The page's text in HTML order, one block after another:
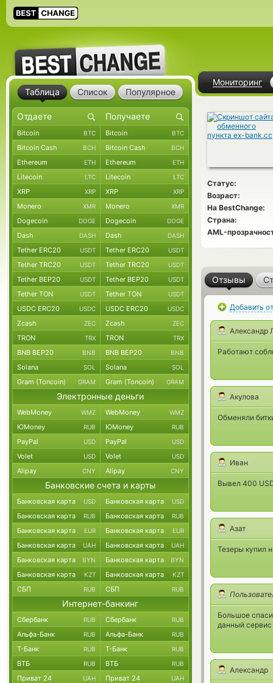
Мониторинг
Статус:
Возраст:
На BestChange:
Страна:
AML-
Отзывы
Добавить
Александр
Работают
Акулова
Обменяли
Иван
Вывел 400
Азат
Тезеры купил
Большое
данный сервис
Александр
Таблица Список Популярное
Bitcoin BTC Bitcoin BTC
Bitcoin Cash BCH Bitcoin Cash BCH
Ethereum ETH Ethereum ETH
Litecoin LTC Litecoin LTC
XRP XRP XRP XRP
Monero XMR Monero XMR
Dogecoin DOGE Dogecoin DOGE
Dash DASH Dash DASH
Tether ERC20 USDT Tether ERC20 USDT
Tether TRC20 USDT Tether TRC20 USDT
Tether BEP20 USDT Tether BEP20 USDT
Tether TON USDT Tether TON USDT
USDC ERC20 USDC USDC ERC20 USDC
Zcash ZEC Zcash ZEC
TRON TRX TRON TRX
BNB BEP20 BNB BNB BEP20 BNB
Solana SOL Solana SOL
Gram (Toncoin) GRAM Gram (Toncoin) GRAM
Электронные деньги
WebMoney WMZ WebMoney WMZ
ЮMoney RUB ЮMoney RUB
PayPal USD PayPal USD
Volet USD Volet USD
Alipay CNY Alipay CNY
Банковские счета и карты
Банковская карта USD Банковская карта USD
Банковская карта RUB Банковская карта RUB
Банковская карта EUR Банковская карта EUR
Банковская карта UAH Банковская карта UAH
Банковская карта BYN Банковская карта BYN
Банковская карта KZT Банковская карта KZT
СБП RUB СБП RUB
Интернет-банкинг
Сбербанк RUB Сбербанк RUB
Альфа-Банк RUB Альфа-Банк RUB
Т-Банк RUB Т-Банк RUB
ВТБ RUB ВТБ RUB
Приват 24 UAH Приват 24 UAH